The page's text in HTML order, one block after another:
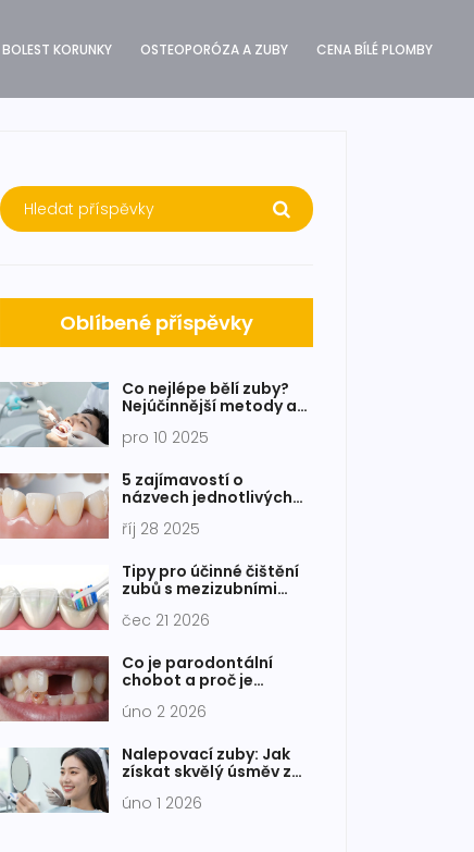
BOLEST KORUNKY OSTEOPORÓZA A ZUBY CENA BÍLÉ PLOMBY
Oblíbené příspěvky
Co nejlépe bělí zuby?
Nejúčinnější metody a
doma
pro 10 2025
5 zajímavostí o
názvech jednotlivých
nevěděli
říj 28 2025
Tipy pro účinné čištění
zubů s mezizubními
průvodce
čec 21 2026
Co je parodontální
chobot a proč je
úno 2 2026
Nalepovací zuby: Jak
získat skvělý úsměv za
úno 1 2026